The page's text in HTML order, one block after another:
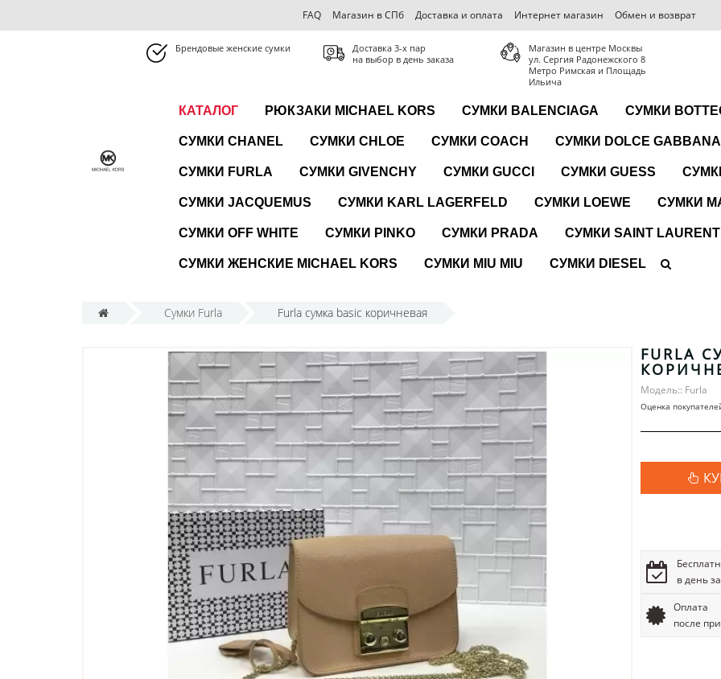
FAQ Магазин в СПб Доставка и оплата Интернет магазин Обмен и возврат
Брендовые женские сумки
Доставка 3-x пар
на выбор в день заказа
Магазин в центре Москвы
ул. Сергия Радонежского 8
Метро Римская и Площадь
Ильича
КАТАЛОГ РЮКЗАКИ MICHAEL KORS СУМКИ BALENCIAGA СУМКИ
СУМКИ CHANEL СУМКИ CHLOE СУМКИ COACH СУМКИ DOLCE GABBANA
СУМКИ FURLA СУМКИ GIVENCHY СУМКИ GUCCI СУМКИ GUESS
СУМКИ JACQUEMUS СУМКИ KARL LAGERFELD СУМКИ LOEWE СУМКИ
СУМКИ OFF WHITE СУМКИ PINKO СУМКИ PRADA СУМКИ SAINT LAURENT
СУМКИ ЖЕНСКИЕ MICHAEL KORS СУМКИ MIU MIU СУМКИ DIESEL
Сумки Furla Furla сумка basic коричневая
FURLA
Модель:: Furla
Оценка
в день
Оплата
после